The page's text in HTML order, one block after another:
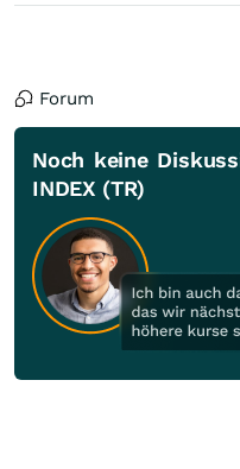
Forum
Noch keine
INDEX (TR)